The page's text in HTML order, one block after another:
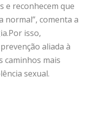
e reconhecem que
normal”, comenta a
isso,
aliada à
caminhos mais
sexual.